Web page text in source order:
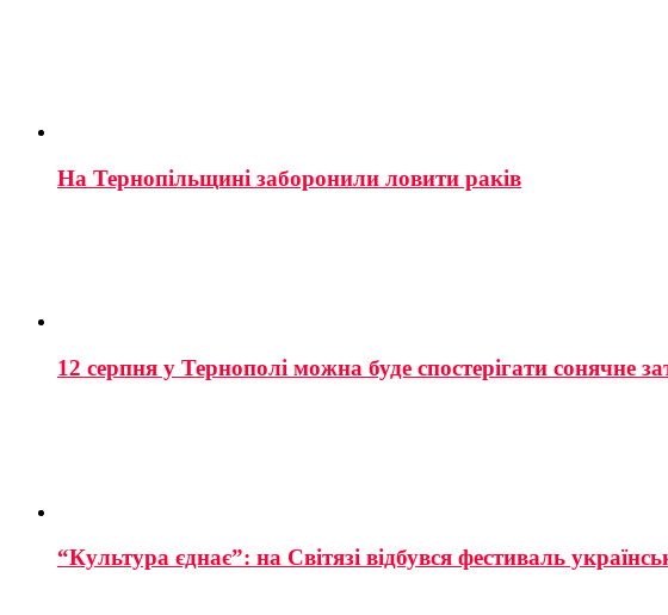
На Тернопільщині заборонили ловити раків
12 серпня у Тернополі можна буде спостерігати сонячне
“Культура єднає”: на Світязі відбувся фестиваль